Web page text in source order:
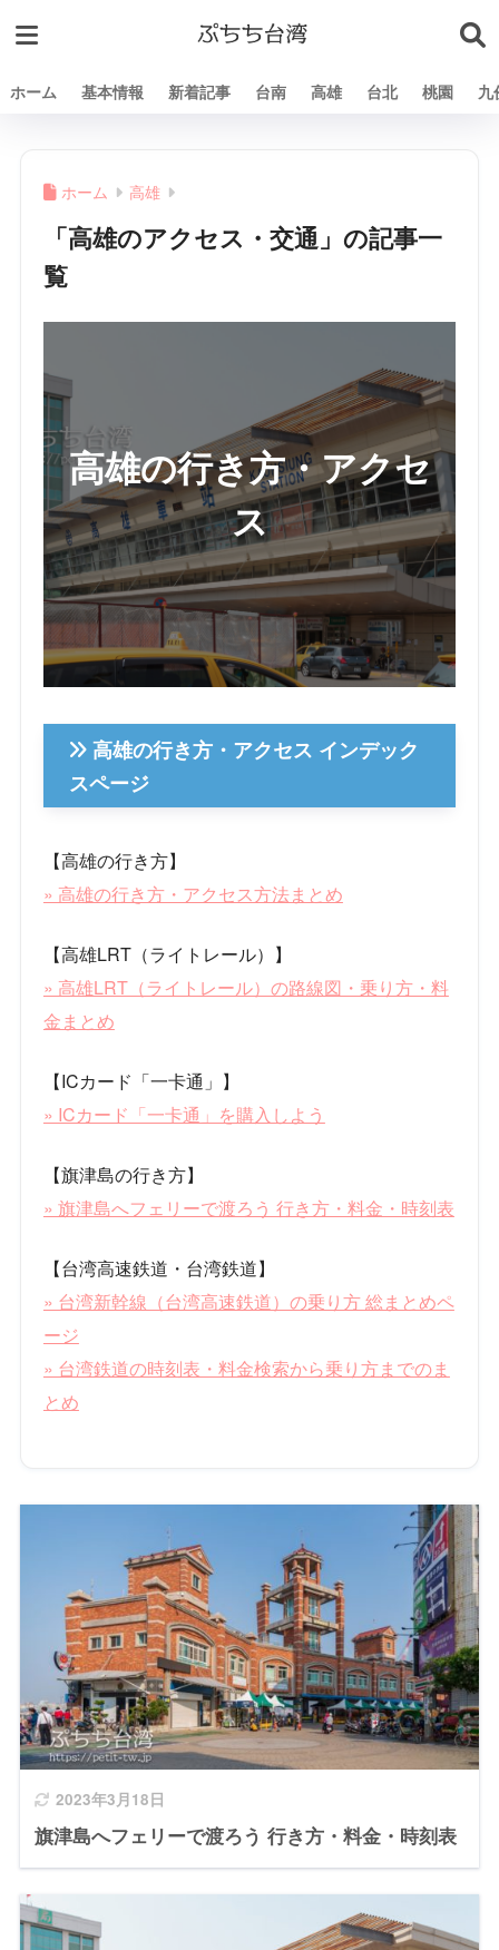
ホーム 基本情報 新着記事 台南 高雄 台北 桃園 九
ホーム 高雄
「高雄のアクセス・交通」の記事一
覧
高雄の行き方・アクセ
ス
高雄の行き方・アクセス インデック
スページ
【高雄の行き方】
» 高雄の行き方・アクセス方法まとめ
【高雄LRT（ライトレール）】
» 高雄LRT（ライトレール）の路線図・乗り方・料
金まとめ
【ICカード「一卡通」】
» ICカード「一卡通」を購入しよう
【旗津島の行き方】
» 旗津島へフェリーで渡ろう 行き方・料金・時刻表
【台湾高速鉄道・台湾鉄道】
» 台湾新幹線（台湾高速鉄道）の乗り方 総まとめペ
ージ
» 台湾鉄道の時刻表・料金検索から乗り方までのま
とめ
2023年3月18日
旗津島へフェリーで渡ろう 行き方・料金・時刻表